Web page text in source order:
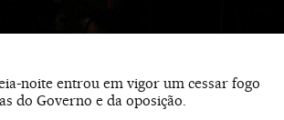
noite entrou em vigor um cessar fogo
do Governo e da oposição.